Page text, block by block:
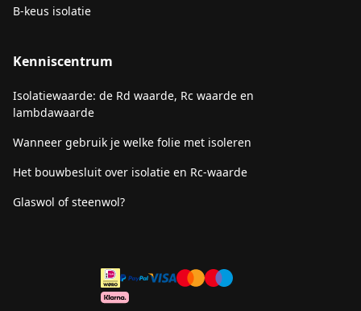
B-keus isolatie
Kenniscentrum
Isolatiewaarde: de Rd waarde, Rc waarde en
lambdawaarde
Wanneer gebruik je welke folie met isoleren
Het bouwbesluit over isolatie en Rc-waarde
Glaswol of steenwol?